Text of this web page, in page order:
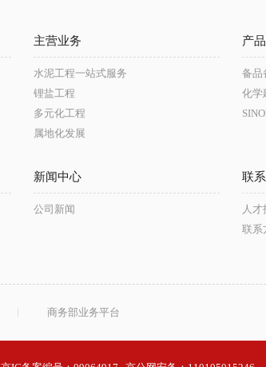
主营业务
水泥工程一站式服务
锂盐工程
多元化工程
属地化发展
产
备品
化学
新闻中心
公司新闻
联
人
联系
商务部业务平台